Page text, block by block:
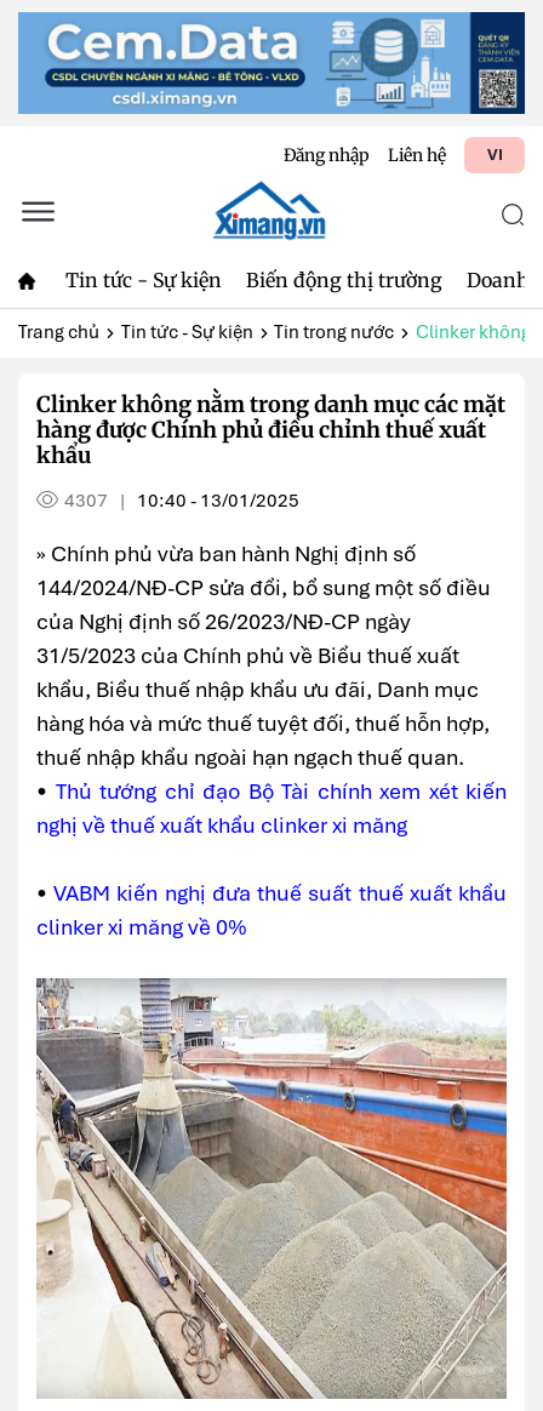
Đăng nhập Liên hệ VI
Tin tức - Sự kiện Biến động thị trường Doanh
Trang chủ Tin tức - Sự kiện Tin trong nước Clinker không
Clinker không nằm trong danh mục các mặt
hàng được Chính phủ điều chỉnh thuế xuất
khẩu
4307 | 10:40 - 13/01/2025
» Chính phủ vừa ban hành Nghị định số
144/2024/NĐ-CP sửa đổi, bổ sung một số điều
của Nghị định số 26/2023/NĐ-CP ngày
31/5/2023 của Chính phủ về Biểu thuế xuất
khẩu, Biểu thuế nhập khẩu ưu đãi, Danh mục
hàng hóa và mức thuế tuyệt đối, thuế hỗn hợp,
thuế nhập khẩu ngoài hạn ngạch thuế quan.
• Thủ tướng chỉ đạo Bộ Tài chính xem xét kiến
nghị về thuế xuất khẩu clinker xi măng
•VABM kiến nghị đưa thuế suất thuế xuất khẩu
clinker xi măng về 0%